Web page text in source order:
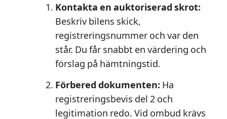
Kontakta en auktoriserad skrot:
Beskriv bilens skick,
registreringsnummer och var den
står. Du får snabbt en värdering och
förslag på hämtningstid.
Förbered dokumenten: Ha
registreringsbevis del 2 och
legitimation redo. Vid ombud krävs